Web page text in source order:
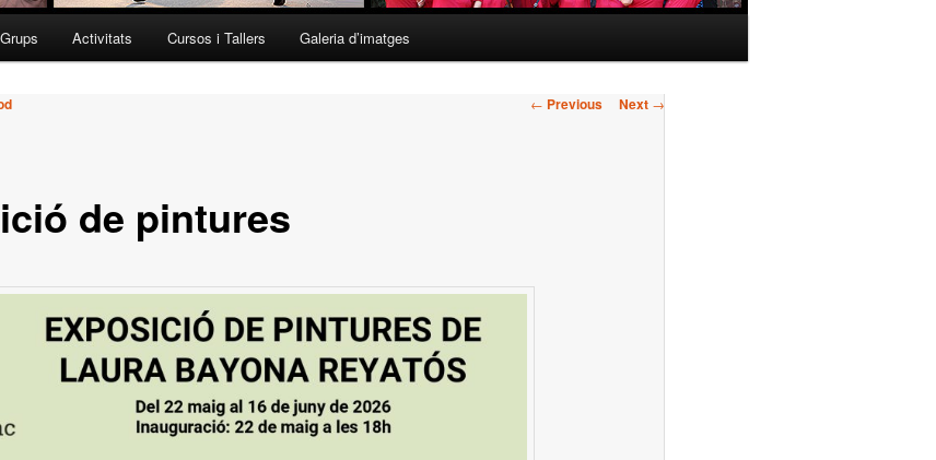
Grups Activitats Cursos i Tallers Galeria d’imatges
Post
← Previous Next →
de pintures